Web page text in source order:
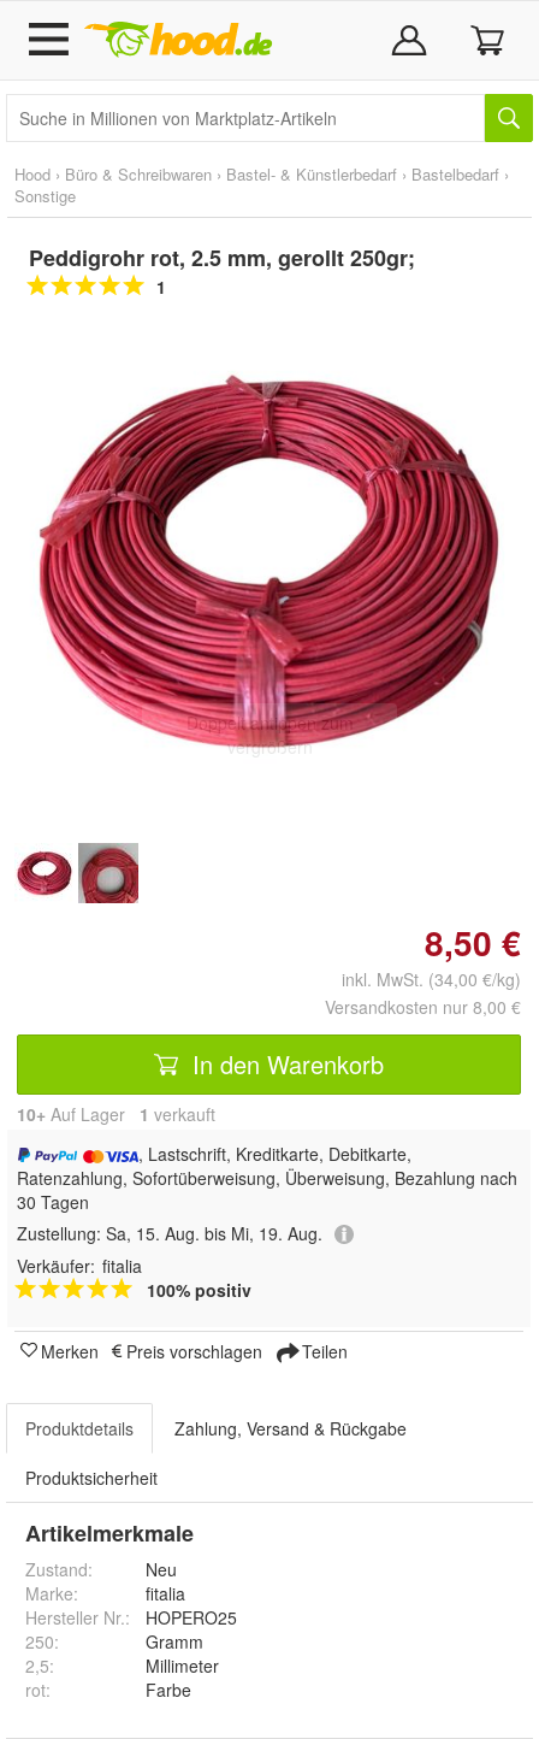
Hood › Büro & Schreibwaren › Bastel- & Künstlerbedarf › Bastelbedarf ›
Sonstige
Peddigrohr rot, 2.5 mm, gerollt 250gr;
1
Doppelt antippen zum
vergrößern
8,50 €
inkl. MwSt. (34,00 €/kg)
Versandkosten nur 8,00 €
In den Warenkorb
10+ Auf Lager 1 verkauft
, Lastschrift, Kreditkarte, Debitkarte,
Ratenzahlung, Sofortüberweisung, Überweisung, Bezahlung nach
30 Tagen
Zustellung: Sa, 15. Aug. bis Mi, 19. Aug.
Verkäufer: fitalia
100% positiv
Merken Preis vorschlagen Teilen
Produktdetails Zahlung, Versand & Rückgabe
Produktsicherheit
Artikelmerkmale
Zustand:
Neu
Marke:
fitalia
Hersteller Nr.:
HOPERO25
250:
Gramm
2,5:
Millimeter
rot: Farbe